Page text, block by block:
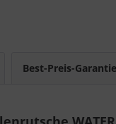
Best-Preis-Garantie